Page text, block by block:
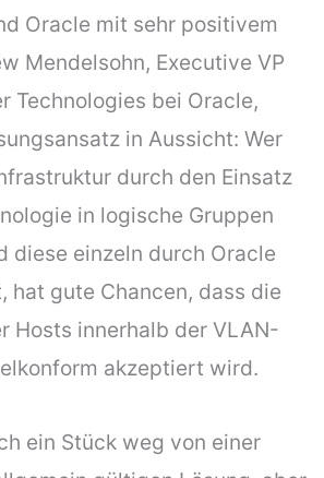
Oracle mit sehr positivem
Mendelsohn, Executive VP
Technologies bei Oracle,
in Aussicht: Wer
durch den Einsatz
in logische Gruppen
diese einzeln durch Oracle
hat gute Chancen, dass die
Hosts innerhalb der VLAN-
akzeptiert wird.
ein Stück weg von einer